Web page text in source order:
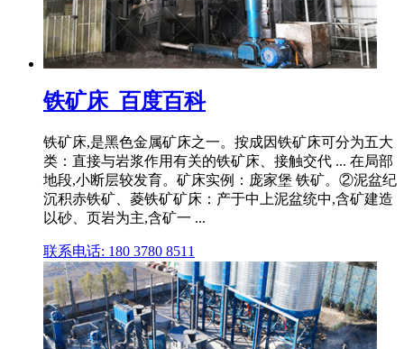
铁矿床_百度百科
铁矿床,是黑色金属矿床之一。按成因铁矿床可分为五大
类：直接与岩浆作用有关的铁矿床、接触交代 ... 在局部
地段,小断层较发育。矿床实例：庞家堡 铁矿。②泥盆纪
沉积赤铁矿、菱铁矿矿床：产于中上泥盆统中,含矿建造
以砂、页岩为主,含矿一 ...
联系电话: 180 3780 8511